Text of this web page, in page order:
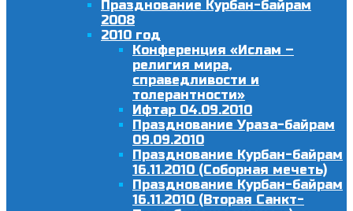
Празднование Курбан-байрам
2008
2010 год
Конференция «Ислам –
религия мира,
справедливости и
толерантности»
Ифтар 04.09.2010
Празднование Ураза-байрам
09.09.2010
Празднование Курбан-байрам
16.11.2010 (Соборная мечеть)
Празднование Курбан-байрам
16.11.2010 (Вторая Санкт-